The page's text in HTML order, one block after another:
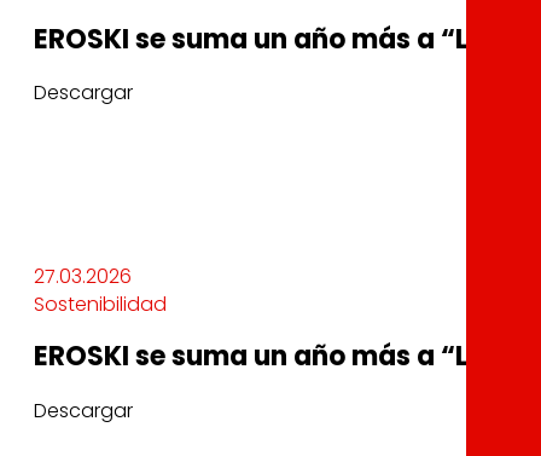
EROSKI se suma un año más a “La
Descargar
27.03.2026
Sostenibilidad
EROSKI se suma un año más a “La
Descargar